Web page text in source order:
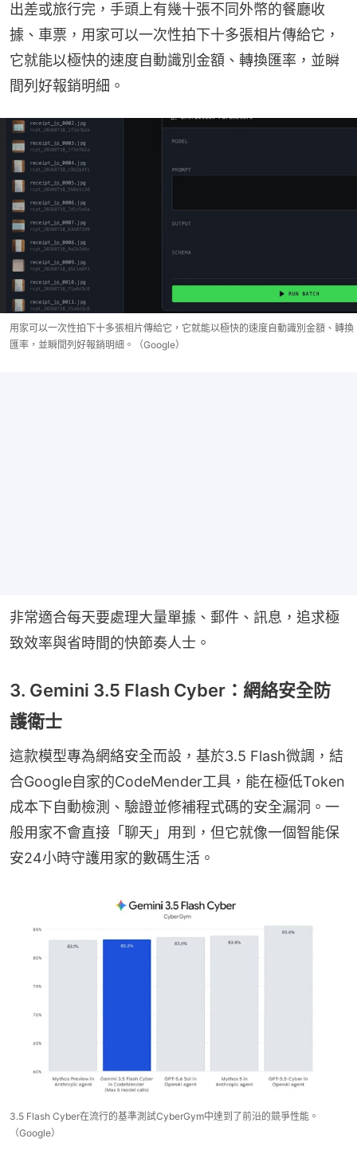
出差或旅行完，手頭上有幾十張不同外幣的餐廳收
據、車票，用家可以一次性拍下十多張相片傳給它，
它就能以極快的速度自動識別金額、轉換匯率，並瞬
間列好報銷明細。
用家可以一次性拍下十多張相片傳給它，它就能以極快的速度自動識別金額、轉換
匯率，並瞬間列好報銷明細。（Google）
非常適合每天要處理大量單據、郵件、訊息，追求極
致效率與省時間的快節奏人士。
3. Gemini 3.5 Flash Cyber：網絡安全防
護衛士
這款模型專為網絡安全而設，基於3.5 Flash微調，結
合Google自家的CodeMender工具，能在極低Token
成本下自動檢測、驗證並修補程式碼的安全漏洞。一
般用家不會直接「聊天」用到，但它就像一個智能保
安24小時守護用家的數碼生活。
3.5 Flash Cyber​​在流行的基準測試Cyber​​Gym中達到了前沿的競爭性能。
（Google）